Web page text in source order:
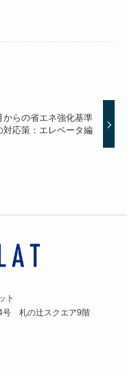
からの省エネ強化基準
対応策：エレベータ編
ト
号 札の辻スクエア9階